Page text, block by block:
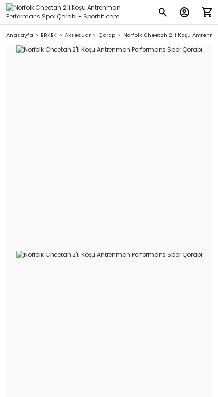
Anasayfa ERKEK Aksesuar Çorap Norfolk Cheetah 2'li Koşu